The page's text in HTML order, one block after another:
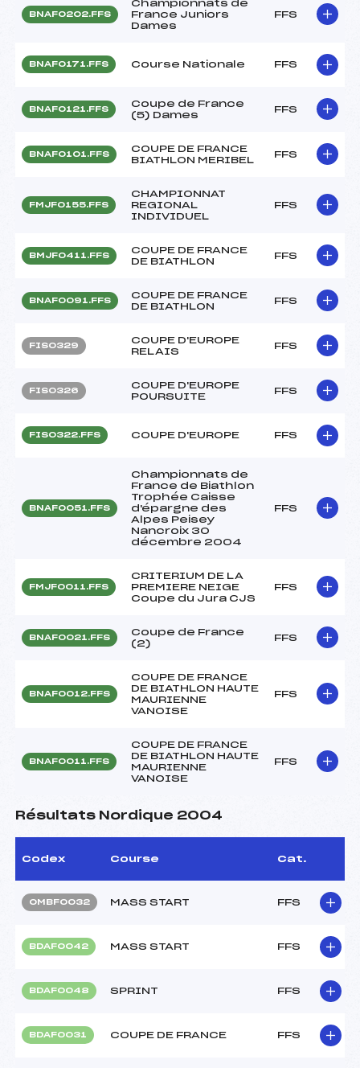
BNAF0202.FFS
Championnats de
France Juniors
Dames
FFS
BNAF0171.FFS Course Nationale FFS
BNAF0121.FFS
Coupe de France
(5) Dames
FFS
BNAF0101.FFS
COUPE DE FRANCE
BIATHLON MERIBEL
FFS
FMJF0155.FFS
CHAMPIONNAT
REGIONAL
INDIVIDUEL
FFS
BMJF0411.FFS
COUPE DE FRANCE
DE BIATHLON
FFS
BNAF0091.FFS
COUPE DE FRANCE
DE BIATHLON
FFS
FIS0329
COUPE D'EUROPE
RELAIS
FFS
FIS0326
COUPE D'EUROPE
POURSUITE
FFS
FIS0322.FFS COUPE D'EUROPE FFS
BNAF0051.FFS
Championnats de
France de Biathlon
Trophée Caisse
d'épargne des
Alpes Peisey
Nancroix 30
décembre 2004
FFS
FMJF0011.FFS
CRITERIUM DE LA
PREMIERE NEIGE
Coupe du Jura CJS
FFS
BNAF0021.FFS
Coupe de France
(2)
FFS
BNAF0012.FFS
COUPE DE FRANCE
DE BIATHLON HAUTE
MAURIENNE
VANOISE
FFS
BNAF0011.FFS
COUPE DE FRANCE
DE BIATHLON HAUTE
MAURIENNE
VANOISE
FFS
Résultats Nordique 2004
Codex Course Cat.
OMBF0032 MASS START FFS
BDAF0042 MASS START FFS
BDAF0048 SPRINT FFS
BDAF0031 COUPE DE FRANCE FFS